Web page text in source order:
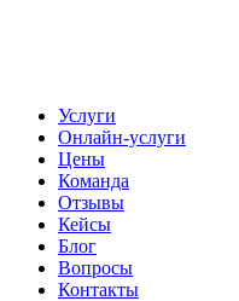
Услуги
Онлайн-услуги
Цены
Команда
Отзывы
Кейсы
Блог
Вопросы
Контакты